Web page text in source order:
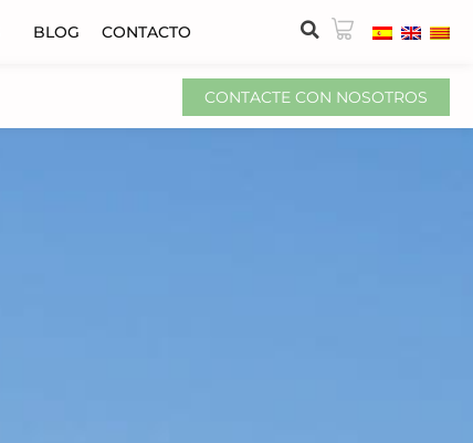
BLOG CONTACTO
CONTACTE CON NOSOTROS